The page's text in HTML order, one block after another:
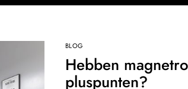
BLOG
Hebben
pluspunten?